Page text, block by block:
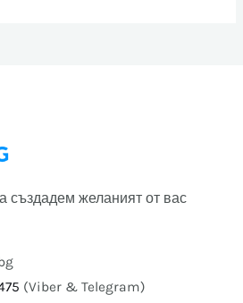
създадем желаният от вас
(Viber & Telegram)